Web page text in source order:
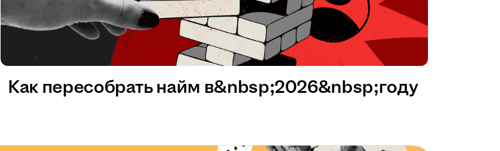
Как пересобрать найм в&nbsp;2026&nbsp;году